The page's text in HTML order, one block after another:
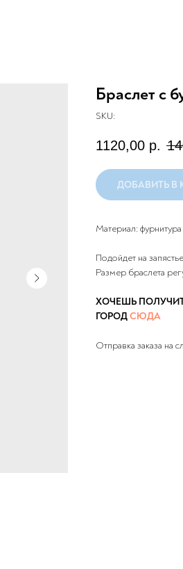
Браслет с
SKU:
1120,00 р.
ДОБАВИТЬ В
Материал:
Подойдет на
Размер браслета
ХОЧЕШЬ
ГОРОДСЮДА
Отправка заказа на